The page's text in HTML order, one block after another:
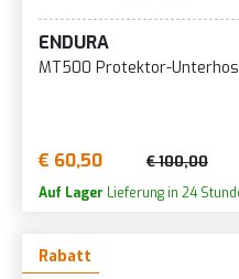
ENDURA
MT500 Protektor-
€ 60,50 € 100,00
Auf Lager Lieferung in 24
Rabatt